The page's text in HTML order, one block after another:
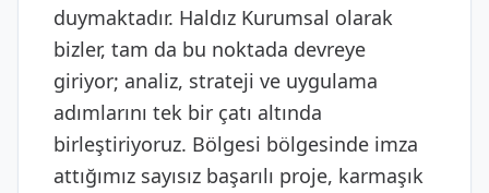
duymaktadır. Haldız Kurumsal olarak
bizler, tam da bu noktada devreye
giriyor; analiz, strateji ve uygulama
adımlarını tek bir çatı altında
birleştiriyoruz. Bölgesi bölgesinde imza
attığımız sayısız başarılı proje, karmaşık